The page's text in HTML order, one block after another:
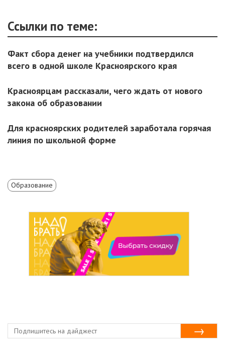
Ссылки по теме:
Факт сбора денег на учебники подтвердился
всего в одной школе Красноярского края
Красноярцам рассказали, чего ждать от нового
закона об образовании
Для красноярских родителей заработала горячая
линия по школьной форме
Образование